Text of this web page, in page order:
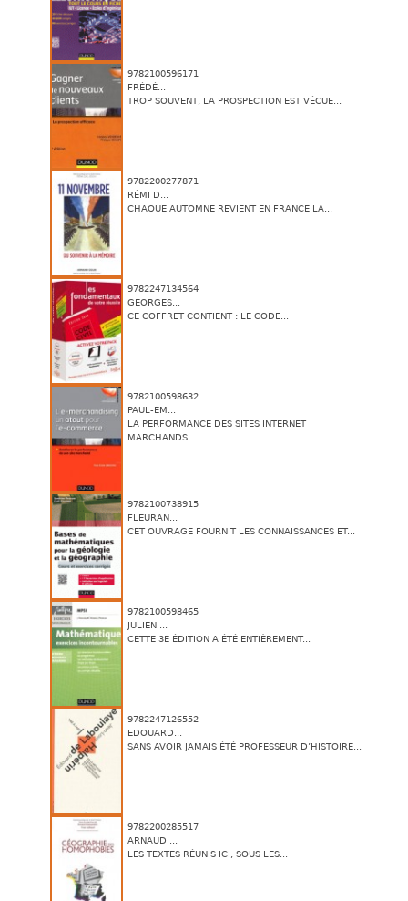
9782100596171
FRÉDÉ...
TROP SOUVENT, LA PROSPECTION EST VÉCUE...
9782200277871
RÉMI D...
CHAQUE AUTOMNE REVIENT EN FRANCE LA...
9782247134564
GEORGES...
CE COFFRET CONTIENT : LE CODE...
9782100598632
PAUL-EM...
LA PERFORMANCE DES SITES INTERNET
MARCHANDS...
9782100738915
FLEURAN...
CET OUVRAGE FOURNIT LES CONNAISSANCES ET...
9782100598465
JULIEN ...
CETTE 3E ÉDITION A ÉTÉ ENTIÈREMENT...
9782247126552
EDOUARD...
SANS AVOIR JAMAIS ÉTÉ PROFESSEUR D’HISTOIRE...
9782200285517
ARNAUD ...
LES TEXTES RÉUNIS ICI, SOUS LES...